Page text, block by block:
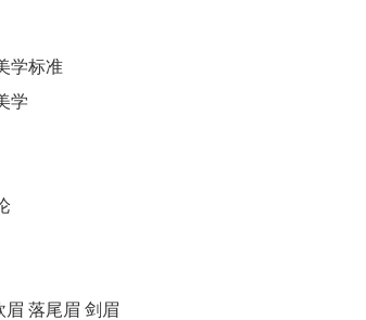
学标准
学
眉 落尾眉 剑眉